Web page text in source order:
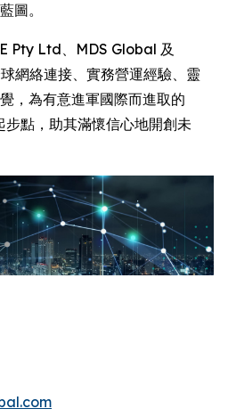
圖。
Pty Ltd、MDS Global 及
網絡連接、實務營運經驗、靈
，為有意進軍國際而進取的
點，助其滿懷信心地開創未